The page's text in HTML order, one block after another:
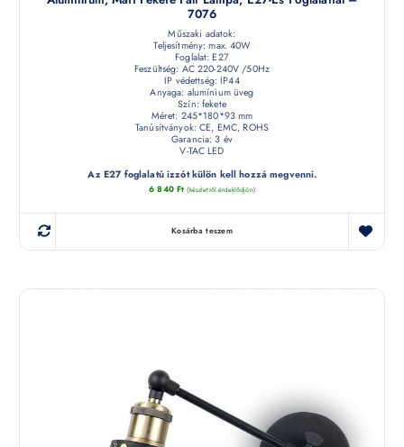
7076
Műszaki adatok:
Teljesítmény: max. 40W
Foglalat: E27
Feszültség: AC 220-240V /50Hz
IP védettség: IP44
Anyaga: alumínium üveg
Szín: fekete
Méret: 245*180*93 mm
Tanúsítványok: CE, EMC, ROHS
Garancia: 3 év
V-TAC LED
Az E27 foglalatú izzót külön kell hozzá megvenni.
6 840 Ft (készletről érdeklődjön)
Kosárba teszem